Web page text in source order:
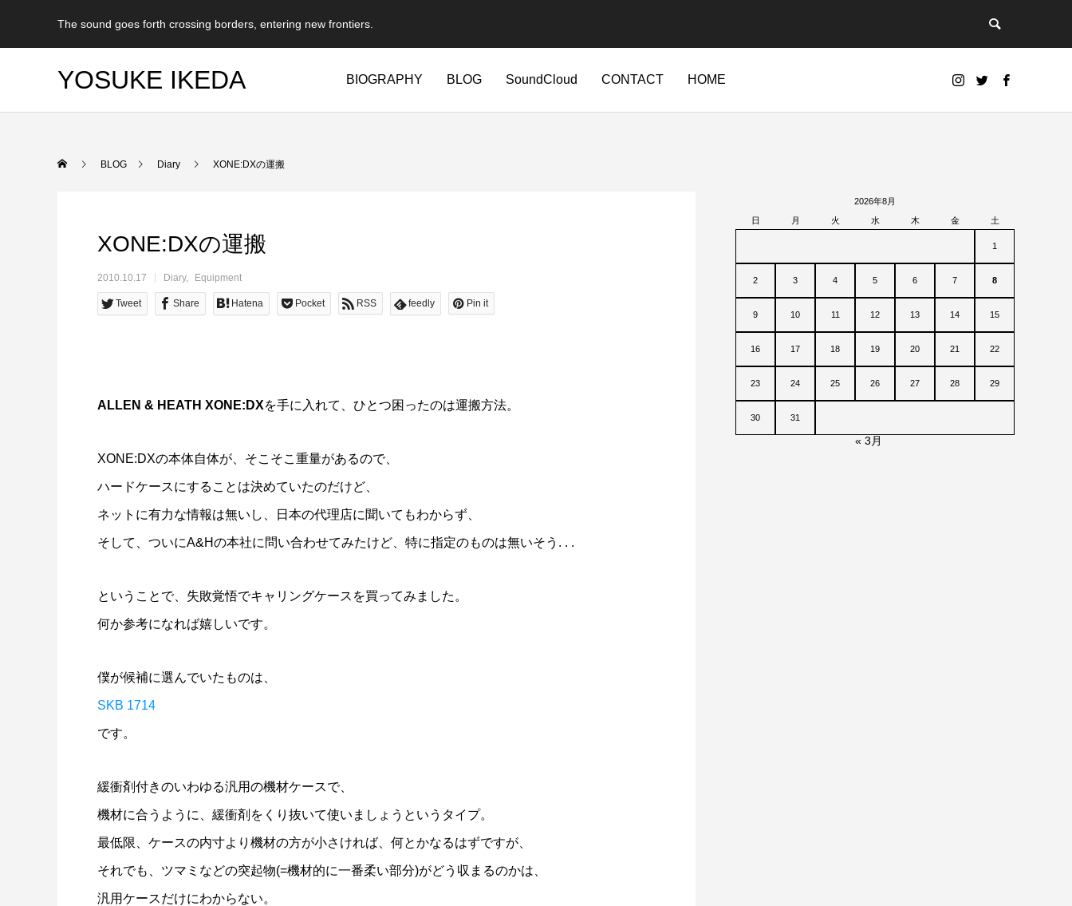
The sound goes forth crossing borders, entering new frontiers.
YOSUKE IKEDA BIOGRAPHY BLOG SoundCloud CONTACT HOME
BLOG Diary XONE:DXの運搬
XONE:DXの運搬
2010.10.17 Diary Equipment
Tweet Share Hatena Pocket RSS feedly Pin it
ALLEN & HEATH XONE:DXを手に入れて、ひとつ困ったのは運搬方法。
XONE:DXの本体自体が、そこそこ重量があるので、
ハードケースにすることは決めていたのだけど、
ネットに有力な情報は無いし、日本の代理店に聞いてもわからず、
そして、ついにA&Hの本社に問い合わせてみたけど、特に指定のものは無いそう. . .
ということで、失敗覚悟でキャリングケースを買ってみました。
何か参考になれば嬉しいです。
僕が候補に選んでいたものは、
SKB 1714
です。
緩衝剤付きのいわゆる汎用の機材ケースで、
機材に合うように、緩衝剤をくり抜いて使いましょうというタイプ。
最低限、ケースの内寸より機材の方が小さければ、何とかなるはずですが、
それでも、ツマミなどの突起物(=機材的に一番柔い部分)がどう収まるのかは、
汎用ケースだけにわからない。
2026年8月
日
月 火 水 木 金 土
1
2 3 4 5 6 7 8
9 10 11 12 13 14 15
16 17 18 19 20 21 22
23 24 25 26 27 28 29
30 31
« 3月